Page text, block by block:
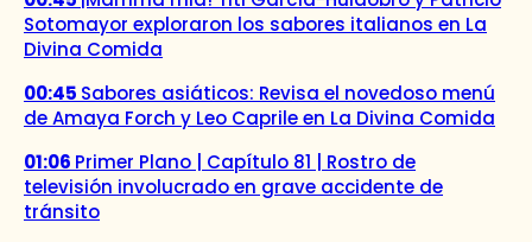
Sotomayor exploraron los sabores italianos en La
Divina Comida
00:45 Sabores asiáticos: Revisa el novedoso menú
de Amaya Forch y Leo Caprile en La Divina Comida
01:06 Primer Plano | Capítulo 81 | Rostro de
televisión involucrado en grave accidente de
tránsito